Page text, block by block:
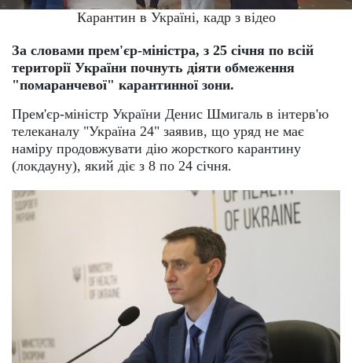
Карантин в Україні, кадр з відео
За словами прем'єр-міністра, з 25 січня по всій
території України почнуть діяти обмеження
"помаранчевої" карантинної зони.
Прем'єр-міністр України Денис Шмигаль в інтерв'ю
телеканалу "Україна 24" заявив, що уряд не має
наміру продовжувати дію жорсткого карантину
(локдауну), який діє з 8 по 24 січня.